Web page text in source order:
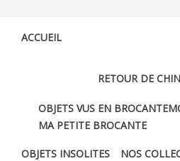
ACCUEIL
RETOUR DE
OBJETS VUS EN BROCANTE
MA PETITE BROCANTE
OBJETS INSOLITES NOS